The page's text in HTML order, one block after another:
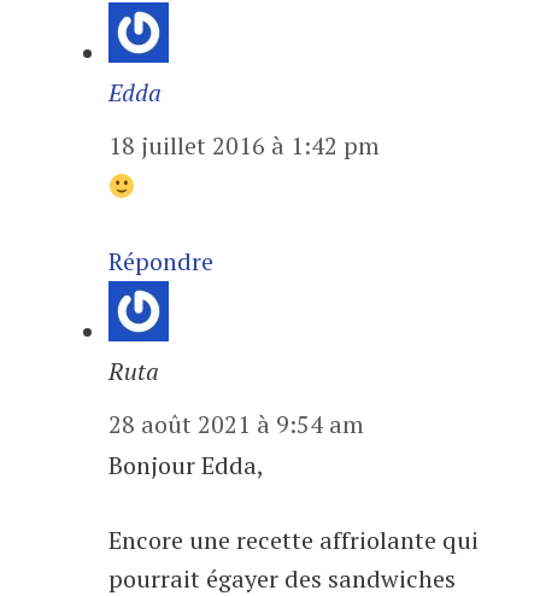
Edda
18 juillet 2016 à 1:42 pm
Répondre
Ruta
28 août 2021 à 9:54 am
Bonjour Edda,
Encore une recette affriolante qui
pourrait égayer des sandwiches